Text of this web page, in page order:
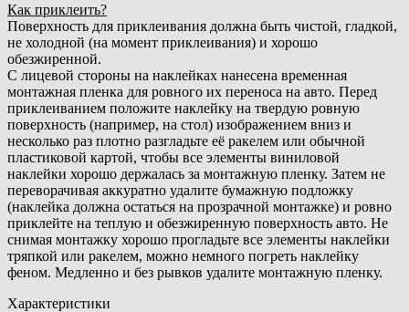
Как приклеить?
Поверхность для приклеивания должна быть чистой, гладкой,
не холодной (на момент приклеивания) и хорошо
обезжиренной.
С лицевой стороны на наклейках нанесена временная
монтажная пленка для ровного их переноса на авто. Перед
приклеиванием положите наклейку на твердую ровную
поверхность (например, на стол) изображением вниз и
несколько раз плотно разгладьте её ракелем или обычной
пластиковой картой, чтобы все элементы виниловой
наклейки хорошо держалась за монтажную пленку. Затем не
переворачивая аккуратно удалите бумажную подложку
(наклейка должна остаться на прозрачной монтажке) и ровно
приклейте на теплую и обезжиренную поверхность авто. Не
снимая монтажку хорошо прогладьте все элементы наклейки
тряпкой или ракелем, можно немного погреть наклейку
феном. Медленно и без рывков удалите монтажную пленку.
Характеристики